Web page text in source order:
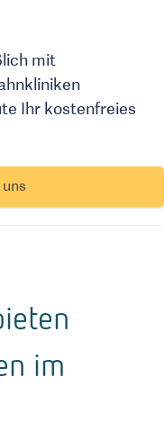
mit
Ihr kostenfreies
im